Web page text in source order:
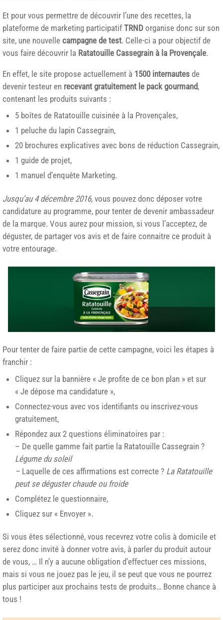
Et pour vous permettre de découvrir l’une des recettes, la
plateforme de marketing participatifTRND organise donc sur son
site, une nouvelle campagne de test. Celle-ci a pour objectif de
vous faire découvrir la Ratatouille Cassegrain à la Provençale.
En effet, le site propose actuellement à 1500 internautes de
devenir testeur en recevant gratuitement le pack gourmand,
contenant les produits suivants :
5 boîtes de Ratatouille cuisinée à la Provençales,
1 peluche du lapin Cassegrain,
20 brochures explicatives avec bons de réduction Cassegrain,
1 guide de projet,
1 manuel d’enquête Marketing.
Jusqu’au 4 décembre 2016, vous pouvez donc déposer votre
candidature au programme, pour tenter de devenir ambassadeur
de la marque. Vous aurez pour mission, si vous l’acceptez, de
déguster, de partager vos avis et de faire connaitre ce produit à
votre entourage.
Pour tenter de faire partie de cette campagne, voici les étapes à
franchir :
Cliquez sur la bannière « Je profite de ce bon plan » et sur
« Je dépose ma candidature »,
Connectez-vous avec vos identifiants ou inscrivez-vous
gratuitement,
Répondez aux 2 questions éliminatoires par :
– De quelle gamme fait partie la Ratatouille Cassegrain ?
Légume du soleil
– Laquelle de ces affirmations est correcte ? La Ratatouille
peut se déguster chaude ou froide
Complétez le questionnaire,
Cliquez sur « Envoyer ».
Si vous êtes sélectionné, vous recevrez votre colis à domicile et
serez donc invité à donner votre avis, à parler du produit autour
de vous, … Il n’y a aucune obligation d’effectuer ces missions,
mais si vous ne jouez pas le jeu, il se peut que vous ne pourrez
plus participer aux prochains tests de produits… Bonne chance à
tous !